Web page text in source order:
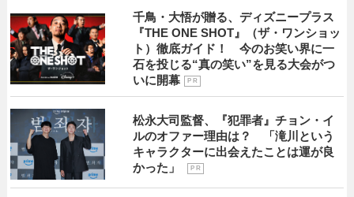
千鳥・大悟が贈る、ディズニープラス
『THE ONE SHOT』（ザ・ワンショッ
ト）徹底ガイド！ 今のお笑い界に一
石を投じる“真の笑い”を見る大会がつ
いに開幕
P R
松永大司監督、『犯罪者』チョン・イ
ルのオファー理由は？ 「滝川という
キャラクターに出会えたことは運が良
かった」
P R